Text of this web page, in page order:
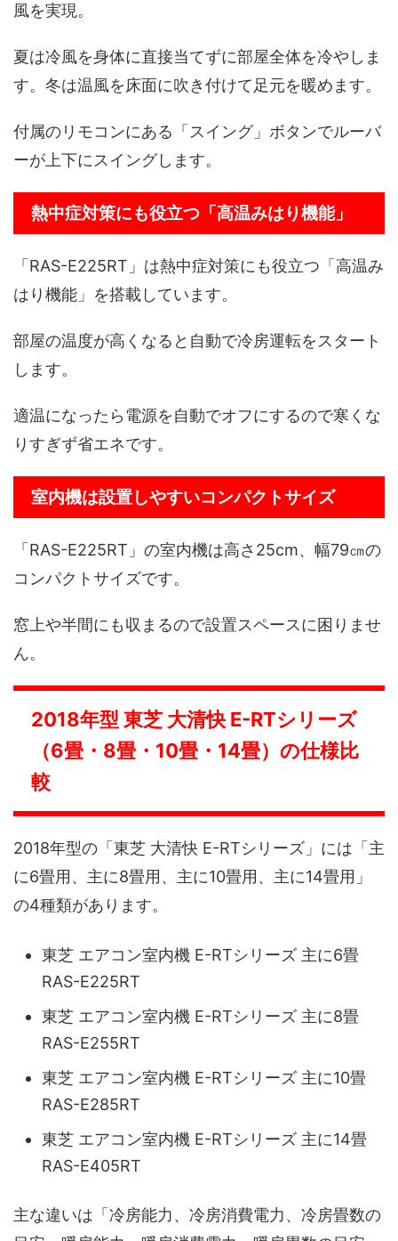
風を実現。
夏は冷風を身体に直接当てずに部屋全体を冷やしま
す。冬は温風を床面に吹き付けて足元を暖めます。
付属のリモコンにある「スイング」ボタンでルーバ
ーが上下にスイングします。
熱中症対策にも役立つ「高温みはり機能」
「RAS-E225RT」は熱中症対策にも役立つ「高温み
はり機能」を搭載しています。
部屋の温度が高くなると自動で冷房運転をスタート
します。
適温になったら電源を自動でオフにするので寒くな
りすぎず省エネです。
室内機は設置しやすいコンパクトサイズ
「RAS-E225RT」の室内機は高さ25cm、幅79㎝の
コンパクトサイズです。
窓上や半間にも収まるので設置スペースに困りませ
ん。
2018年型 東芝 大清快 E-RTシリーズ
（6畳・8畳・10畳・14畳）の仕様比
較
2018年型の「東芝 大清快 E-RTシリーズ」には「主
に6畳用、主に8畳用、主に10畳用、主に14畳用」
の4種類があります。
東芝 エアコン室内機 E-RTシリーズ 主に6畳
RAS-E225RT
東芝 エアコン室内機 E-RTシリーズ 主に8畳
RAS-E255RT
東芝 エアコン室内機 E-RTシリーズ 主に10畳
RAS-E285RT
東芝 エアコン室内機 E-RTシリーズ 主に14畳
RAS-E405RT
主な違いは「冷房能力、冷房消費電力、冷房畳数の